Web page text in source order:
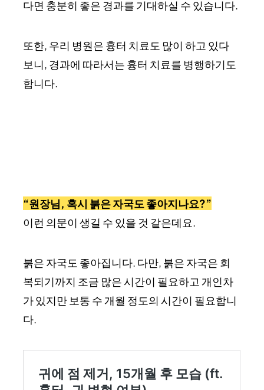
다면 충분히 좋은 경과를 기대하실 수 있습니다.
또한, 우리 병원은 흉터 치료도 많이 하고 있다
보니, 경과에 따라서는 흉터 치료를 병행하기도
합니다.
“원장님, 혹시 붉은 자국도 좋아지나요?”
이런 의문이 생길 수 있을 것 같은데요.
붉은 자국도 좋아집니다. 다만, 붉은 자국은 회
복되기까지 조금 많은 시간이 필요하고 개인차
가 있지만 보통 수 개월 정도의 시간이 필요합니
다.